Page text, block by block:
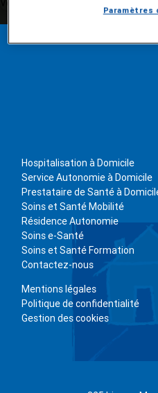
Hospitalisation à Domicile
Service Autonomie à Domicile
Prestataire de Santé à
Soins et Santé Mobilité
Résidence Autonomie
Soins e-Santé
Soins et Santé Formation
Contactez-nous
Mentions légales
Politique de confidentialité
Gestion des cookies
Paramètres